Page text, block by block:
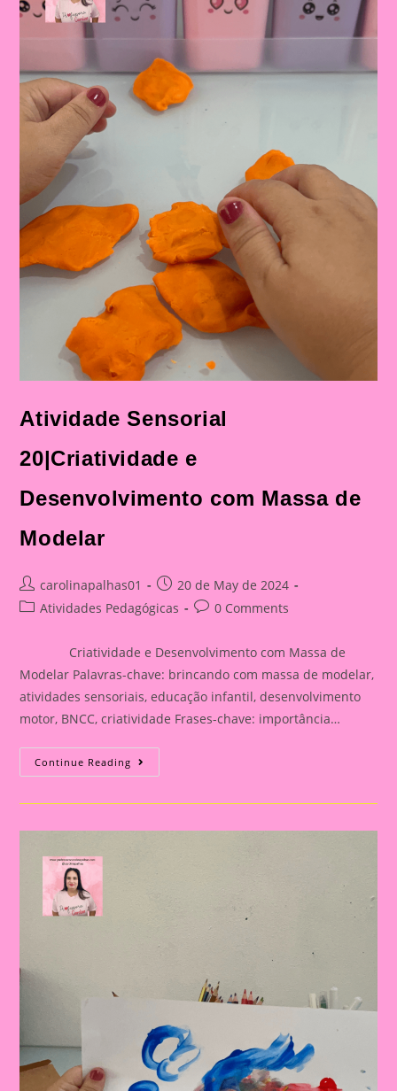
Atividade Sensorial
20|Criatividade e
Desenvolvimento com Massa de
Modelar
Post
author:
carolinapalhas01
Post
published:
20 de May de 2024
PostAtividades Pedagógicas
Post0 Comments
Criatividade e Desenvolvimento com Massa de
Modelar Palavras-chave: brincando com massa de modelar,
atividades sensoriais, educação infantil, desenvolvimento
motor, BNCC, criatividade Frases-chave: importância…
Continue Reading Atividade
Sensorial
E